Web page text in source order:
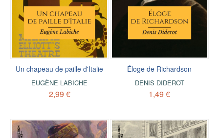
Un chapeau de paille d'Italie
EUGÈNE LABICHE
2,99 €
Éloge de Richardson
DENIS DIDEROT
1,49 €